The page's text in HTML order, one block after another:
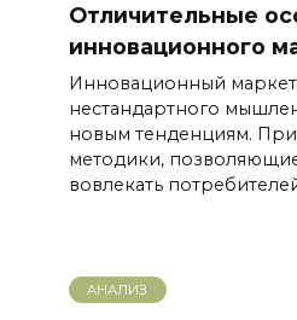
Отличительные
инновационного
Инновационный
нестандартного
новым тенденциям.
методики,
вовлекать
АНАЛИЗ